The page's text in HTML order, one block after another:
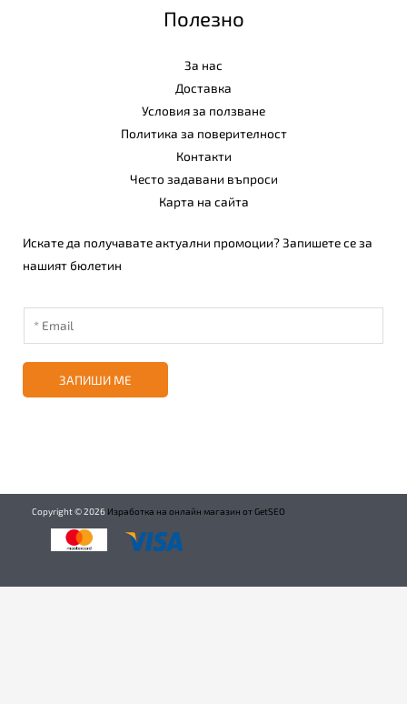
Полезно
За нас
Доставка
Условия за ползване
Политика за поверителност
Контакти
Често задавани въпроси
Карта на сайта
Искате да получавате актуални промоции? Запишете се за
нашият бюлетин
ЗАПИШИ МЕ
Copyright ©2026 Изработка на онлайн магазин от GetSEO